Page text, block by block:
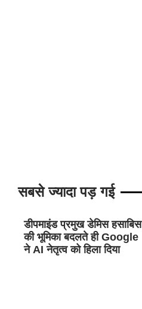
सबसे ज्यादा पड़ गई
डीपमाइंड प्रमुख डेमिस हसाबिस
की भूमिका बदलते ही Google
ने AI नेतृत्व को हिला दिया